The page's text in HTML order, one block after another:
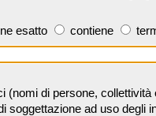
esatto contiene
(nomi di persone,
soggettazione ad uso degli